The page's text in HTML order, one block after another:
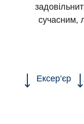
сучасним,
Ексер’єр